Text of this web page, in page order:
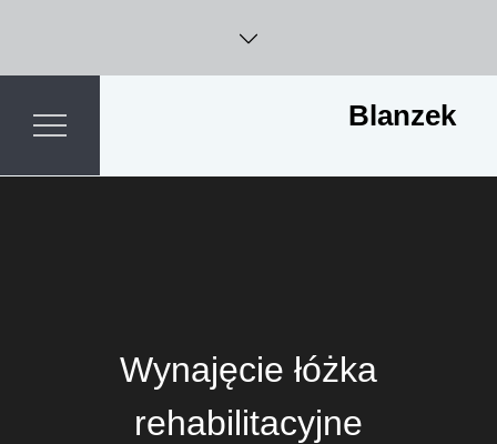
content
Blanzek
Wynajęcie łóżka
rehabilitacyjne